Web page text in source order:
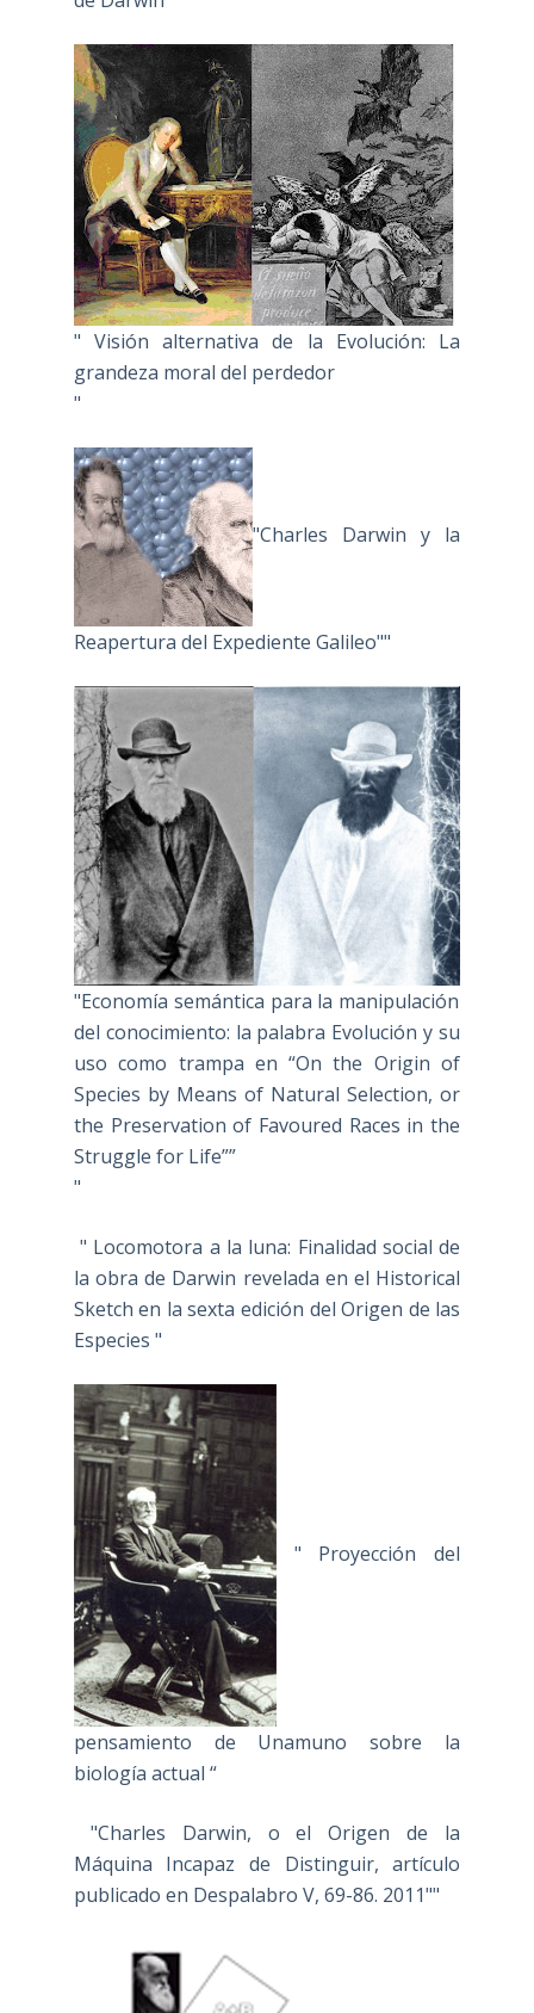
" Visión alternativa de la Evolución: La
grandeza moral del perdedor
"
"Charles Darwin y la
Reapertura del Expediente Galileo""
"Economía semántica para la manipulación
del conocimiento: la palabra Evolución y su
uso como trampa en “On the Origin of
Species by Means of Natural Selection, or
the Preservation of Favoured Races in the
Struggle for Life””
"
" Locomotora a la luna: Finalidad social de
la obra de Darwin revelada en el Historical
Sketch en la sexta edición del Origen de las
Especies "
" Proyección del
pensamiento de Unamuno sobre la
biología actual “
"Charles Darwin, o el Origen de la
Máquina Incapaz de Distinguir, artículo
publicado en Despalabro V, 69-86. 2011""